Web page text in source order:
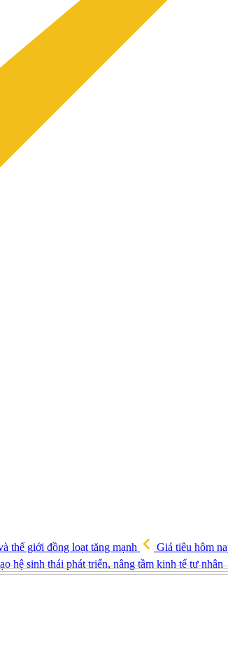
thế giới đồng loạt tăng mạnh
Giá tiêu hôm
hệ sinh thái phát triển, nâng tầm kinh tế tư nhân